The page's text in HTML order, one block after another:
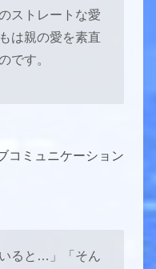
ストレートな愛
は親の愛を素直
です。
コミュニケーション
ると…」「そん